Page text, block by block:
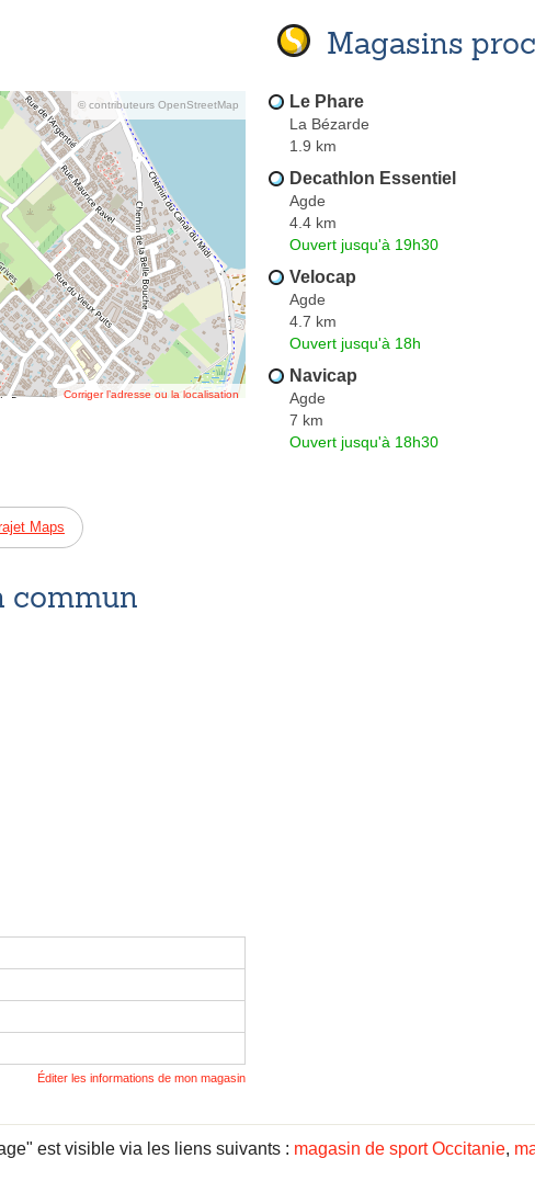
© contributeurs OpenStreetMap
Corriger l’adresse ou la localisation
Maps
commun
Éditer les informations de mon magasin
Magasins
Le Phare
La Bézarde
1.9 km
Decathlon Essentiel
Agde
4.4 km
Ouvert jusqu'à 19h30
Velocap
Agde
4.7 km
Ouvert jusqu'à 18h
Navicap
Agde
7 km
Ouvert jusqu'à 18h30
est visible via les liens suivants : magasin de sport Occitanie,